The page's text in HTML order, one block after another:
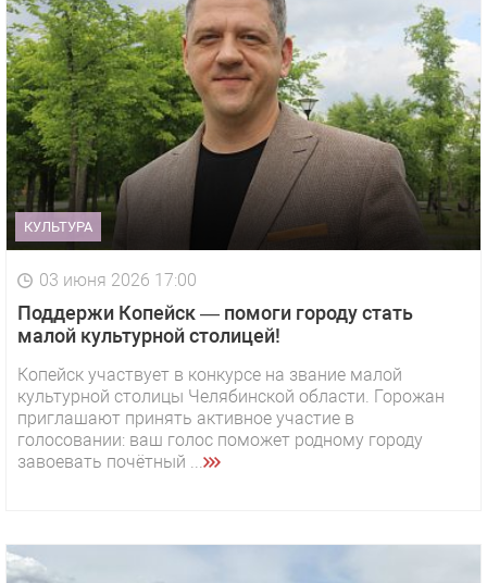
КУЛЬТУРА
03 июня 2026 17:00
Поддержи Копейск — помоги городу стать
малой культурной столицей!
Копейск участвует в конкурсе на звание малой
культурной столицы Челябинской области. Горожан
приглашают принять активное участие в
голосовании: ваш голос поможет родному городу
завоевать почётный ...